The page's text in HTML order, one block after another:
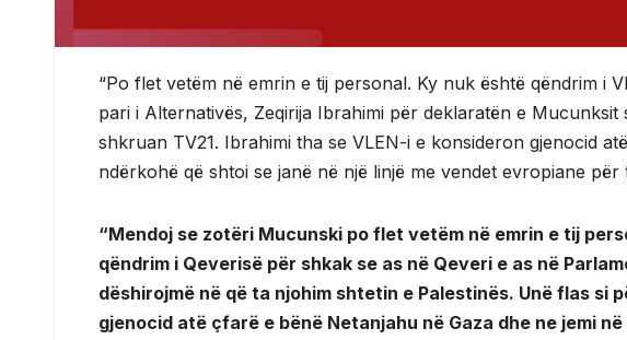
“Po flet vetëm në emrin e tij personal. Ky nuk është qëndrim i
pari i Alternativës, Zeqirija Ibrahimi për deklaratën e
shkruan TV21. Ibrahimi tha se VLEN-i e konsideron gjenocid
ndërkohë që shtoi se janë në një linjë me vendet evropiane
“Mendoj se zotëri Mucunski po flet vetëm në emrin e tij
qëndrim i Qeverisë për shkak se as në Qeveri e as në
dëshirojmë në që ta njohim shtetin e Palestinës. Unë flas si
gjenocid atë çfarë e bënë Netanjahu në Gaza dhe ne jemi